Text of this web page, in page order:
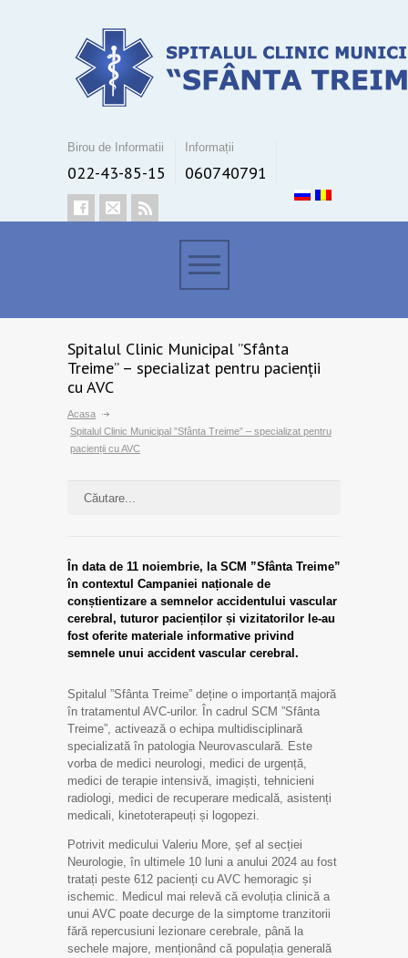
Birou de Informatii
022-43-85-15
Informații
060740791
Spitalul Clinic Municipal ”Sfânta
Treime” – specializat pentru pacienții
cu AVC
Acasa
Spitalul Clinic Municipal ”Sfânta Treime” – specializat pentru
pacienții cu AVC
În data de 11 noiembrie, la SCM ”Sfânta Treime”
în contextul Campaniei naționale de
conștientizare a semnelor accidentului vascular
cerebral, tuturor pacienților și vizitatorilor le-au
fost oferite materiale informative privind
semnele unui accident vascular cerebral.
Spitalul ”Sfânta Treime” deține o importanță majoră
în tratamentul AVC-urilor. În cadrul SCM ”Sfânta
Treime”, activează o echipa multidisciplinară
specializată în patologia Neurovasculară. Este
vorba de medici neurologi, medici de urgență,
medici de terapie intensivă, imagiști, tehnicieni
radiologi, medici de recuperare medicală, asistenți
medicali, kinetoterapeuți și logopezi.
Potrivit medicului Valeriu More, șef al secției
Neurologie, în ultimele 10 luni a anului 2024 au fost
tratați peste 612 pacienți cu AVC hemoragic și
ischemic. Medicul mai relevă că evoluția clinică a
unui AVC poate decurge de la simptome tranzitorii
fără repercusiuni lezionare cerebrale, până la
sechele majore, menționând că populația generală